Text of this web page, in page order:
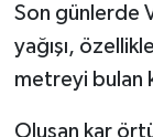
Son günlerde
yağışı,
metreyi bulan
Oluşan kar